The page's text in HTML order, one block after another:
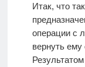
Итак, что
операции с
вернуть